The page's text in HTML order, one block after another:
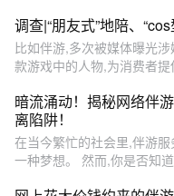
调查|“朋友式”地陪、
比如伴游,多次被媒体曝光
款游戏中的人物,为消费者
暗流涌动！揭秘网络伴
离陷阱！
在当今繁忙的社会里,伴游
一种梦想。 然而,你是否知